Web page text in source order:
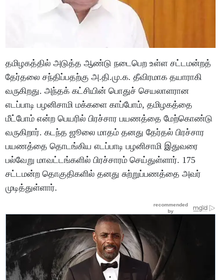
தமிழகத்தில் அடுத்த ஆண்டு நடைபெற உள்ள சட்டமன்றத்
தேர்தலை சந்திப்பதற்கு அ.தி.மு.க. தீவிரமாக தயாராகி
வருகிறது. அந்தக் கட்சியின் பொதுச் செயலாளரான
எடப்பாடி பழனிசாமி மக்களை காப்போம், தமிழகத்தை
மீட்போம் என்ற பெயரில் பிரச்சார பயணத்தை மேற்கொண்டு
வருகிறார். கடந்த ஜூலை மாதம் தனது தேர்தல் பிரச்சார
பயணத்தை தொடங்கிய எடப்பாடி பழனிசாமி இதுவரை
பல்வேறு மாவட்டங்களில் பிரச்சாரம் செய்துள்ளார். 175
சட்டமன்ற தொகுதிகளில் தனது சுற்றுப்பணத்தை அவர்
முடித்துள்ளார்.